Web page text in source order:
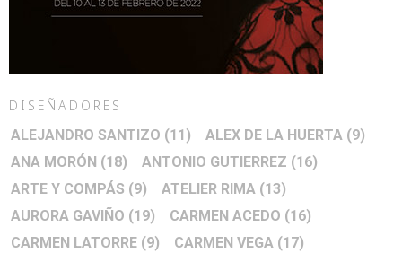
DISEÑADORES
ALEJANDRO SANTIZO (11) ALEX DE LA HUERTA (9)
ANA MORÓN (18) ANTONIO GUTIERREZ (16)
ARTE Y COMPÁS (9) ATELIER RIMA (13)
AURORA GAVIÑO (19) CARMEN ACEDO (16)
CARMEN LATORRE (9) CARMEN VEGA (17)